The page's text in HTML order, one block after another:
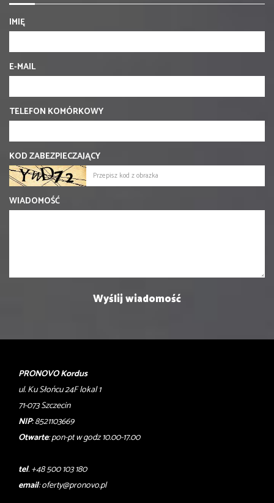
IMIĘ
E-MAIL
TELEFON KOMÓRKOWY
KOD ZABEZPIECZAJĄCY
WIADOMOŚĆ
PRONOVO Kordus
ul. Ku Słońcu 24F lokal 1
71-073 Szczecin
NIP: 8521103669
Otwarte: pon-pt w godz 10.00-17.00
tel. +48 500 103 180
email:oferty@pronovo.pl